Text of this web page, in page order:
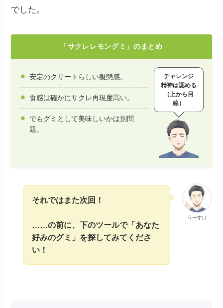
でした。
「サクレレモングミ」のまとめ
安定のクリートらしい擬態感。
食感は確かにサクレ再現度高い。
でもグミとして美味しいかは別問
題。
チャレンジ
精神は認める
（上から目
線）
うーすけ
それではまた次回！
……の前に、下のツールで「あなた
好みのグミ」を探してみてくださ
い！